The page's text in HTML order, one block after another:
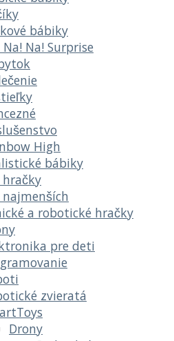
bábiky
Na! Na! Surprise
High
bábiky
hračky
najmenších
a robotické hračky
pre deti
zvieratá
Drony